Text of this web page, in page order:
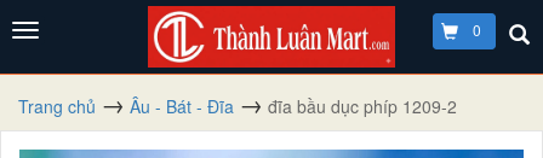
0
Trang chủ Âu - Bát - Đĩa đĩa bầu dục phíp 1209-2